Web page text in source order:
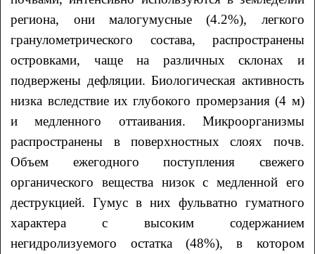
региона, они малогумусные (4.2%), легкого
гранулометрического состава, распространены
островками, чаще на различных склонах и
подвержены дефляции. Биологическая активность
низка вследствие их глубокого промерзания (4 м)
и медленного оттаивания. Микроорганизмы
распространены в поверхностных слоях почв.
Объем ежегодного поступления свежего
органического вещества низок с медленной его
деструкцией. Гумус в них фульватно гуматного
характера с высоким содержанием
негидролизуемого остатка (48%), в котором